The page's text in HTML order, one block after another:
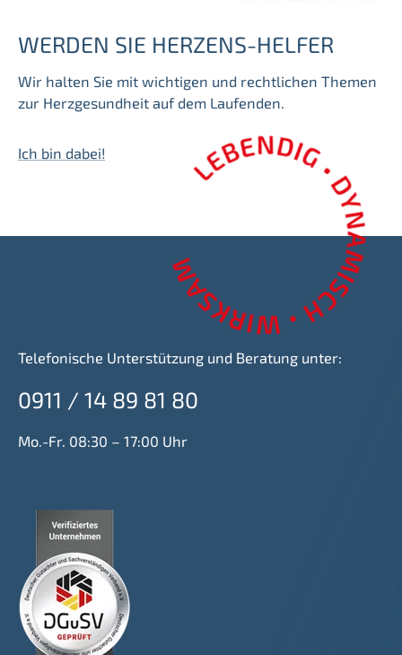
WERDEN SIE HERZENS-HELFER
Wir halten Sie mit wichtigen und rechtlichen Themen
zur Herzgesundheit auf dem Laufenden.
Ich bin dabei!
Telefonische Unterstützung und Beratung unter:
0911 / 14 89 81 80
Mo.-Fr. 08:30 – 17:00 Uhr